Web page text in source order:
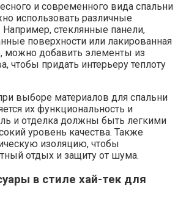
и современного вида спальни
использовать различные
Например, стеклянные панели,
поверхности или лакированная
можно добавить элементы из
чтобы придать интерьеру теплоту
выборе материалов для спальни
их функциональность и
и отделка должны быть легкими
уровень качества. Также
изоляцию, чтобы
отдых и защиту от шума.
в стиле хай-тек для